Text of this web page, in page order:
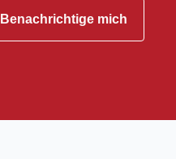
Benachrichtige mich